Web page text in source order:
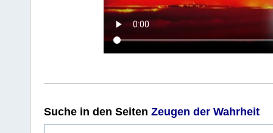
Suche in den Seiten Zeugen der Wahrheit